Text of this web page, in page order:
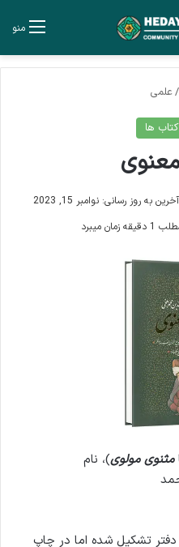
منو
/علمی
کتاب ها
آخرین به روز رسانی: نوامبر 15, 2023
میبرد
مثنوی مولوی)، نام
این کتاب حدوداً از ۲۶٬۰۰۰ بیت و ۶ دفتر تشکیل شده اما در چاپ